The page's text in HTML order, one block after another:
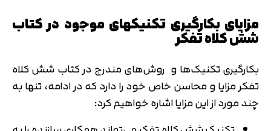
مزایای بکارگیری تکنیک‎های موجود در کتاب
شش کلاه تفکر
بکارگیری تکنیک‌ها و روش‌های مندرج در کتاب شش کلاه
تفکر مزایا و محاسن خاص خود را دارد که در ادامه، تنها به
چند مورد از این مزایا اشاره خواهیم کرد: